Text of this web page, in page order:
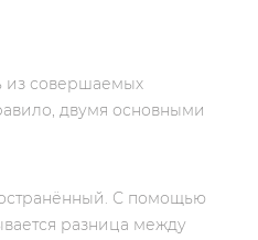
из совершаемых
двумя основными
С помощью
разница между